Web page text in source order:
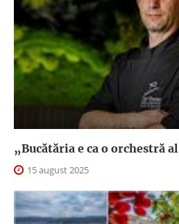
„Bucătăria e ca o orchestră
15 august 2025